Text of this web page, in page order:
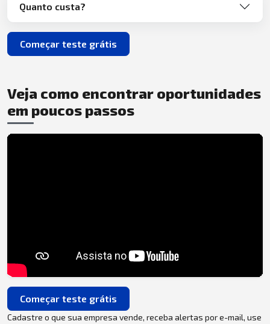
Quanto custa?
Começar teste grátis
Veja como encontrar oportunidades
em poucos passos
Começar teste grátis
Cadastre o que sua empresa vende, receba alertas por e-mail, use